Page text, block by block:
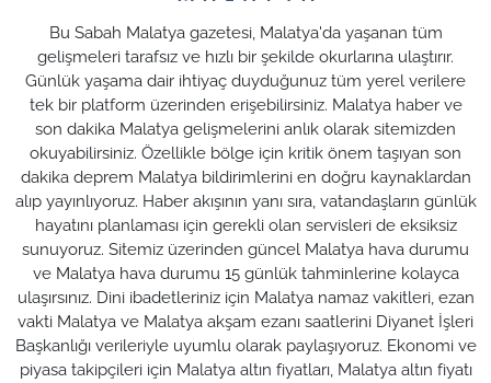
Bu Sabah Malatya gazetesi, Malatya'da yaşanan tüm
gelişmeleri tarafsız ve hızlı bir şekilde okurlarına ulaştırır.
Günlük yaşama dair ihtiyaç duyduğunuz tüm yerel verilere
tek bir platform üzerinden erişebilirsiniz. Malatya haber ve
son dakika Malatya gelişmelerini anlık olarak sitemizden
okuyabilirsiniz. Özellikle bölge için kritik önem taşıyan son
dakika deprem Malatya bildirimlerini en doğru kaynaklardan
alıp yayınlıyoruz. Haber akışının yanı sıra, vatandaşların günlük
hayatını planlaması için gerekli olan servisleri de eksiksiz
sunuyoruz. Sitemiz üzerinden güncel Malatya hava durumu
ve Malatya hava durumu 15 günlük tahminlerine kolayca
ulaşırsınız. Dini ibadetleriniz için Malatya namaz vakitleri, ezan
vakti Malatya ve Malatya akşam ezanı saatlerini Diyanet İşleri
Başkanlığı verileriyle uyumlu olarak paylaşıyoruz. Ekonomi ve
piyasa takipçileri için Malatya altın fiyatları, Malatya altın fiyatı